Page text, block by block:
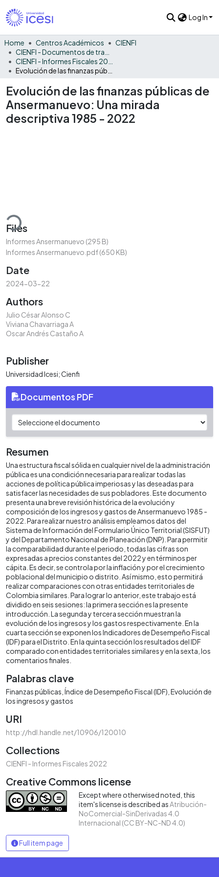
Log In
Home Centros Académicos
CIENFI
Evolución de las finanzas públicas de
Ansermanuevo: Una mirada
descriptiva 1985 - 2022
Files
Informes Ansermanuevo (295 B)
Informes Ansermanuevo.pdf(650 KB)
Date
2024-03-22
Authors
Julio César Alonso C
Viviana Chavarriaga A
Oscar Andrés Castaño A
Publisher
Universidad Icesi; Cienfi
Documentos PDF
Resumen
Una estructura fiscal sólida en cualquier nivel de la administración
pública es una condición necesaria para realizar todas las
acciones de política pública imperiosas y las deseadas para
satisfacer las necesidades de sus pobladores. Este documento
presenta una breve revisión histórica de la evolución y
composición de los ingresos y gastos de Ansermanuevo 1985 -
2022. Para realizar nuestro análisis empleamos datos del
Sistema de Información del Formulario Único Territorial (SISFUT)
y del Departamento Nacional de Planeación (DNP). Para permitir
la comparabilidad durante el periodo, todas las cifras son
expresadas a precios constantes del 2022 y en términos per
cápita. Es decir, se controla por la inflación y por el crecimiento
poblacional del municipio o distrito. Así mismo, esto permitirá
realizar comparaciones con otras entidades territoriales de
Colombia similares. Para lograr lo anterior, este trabajo está
dividido en seis sesiones: la primera sección es la presente
introducción. La segunda y tercera sección muestran la
evolución de los ingresos y los gastos respectivamente. En la
cuarta sección se exponen los Indicadores de Desempeño Fiscal
(IDF) para el Distrito. En la quinta sección los resultados del IDF
comparado con entidades territoriales similares y en la sexta, los
comentarios finales.
Palabras clave
Finanzas públicas Índice de Desempeño Fiscal (IDF) Evolución de
los ingresos y gastos
URI
http://hdl.handle.net/10906/120010
Collections
CIENFI - Informes Fiscales 2022
Creative Commons license
Except where otherwised noted, this
item's license is described asAtribución-
NoComercial-SinDerivadas 4.0
Internacional (CC BY-NC-ND 4.0)
Full item page